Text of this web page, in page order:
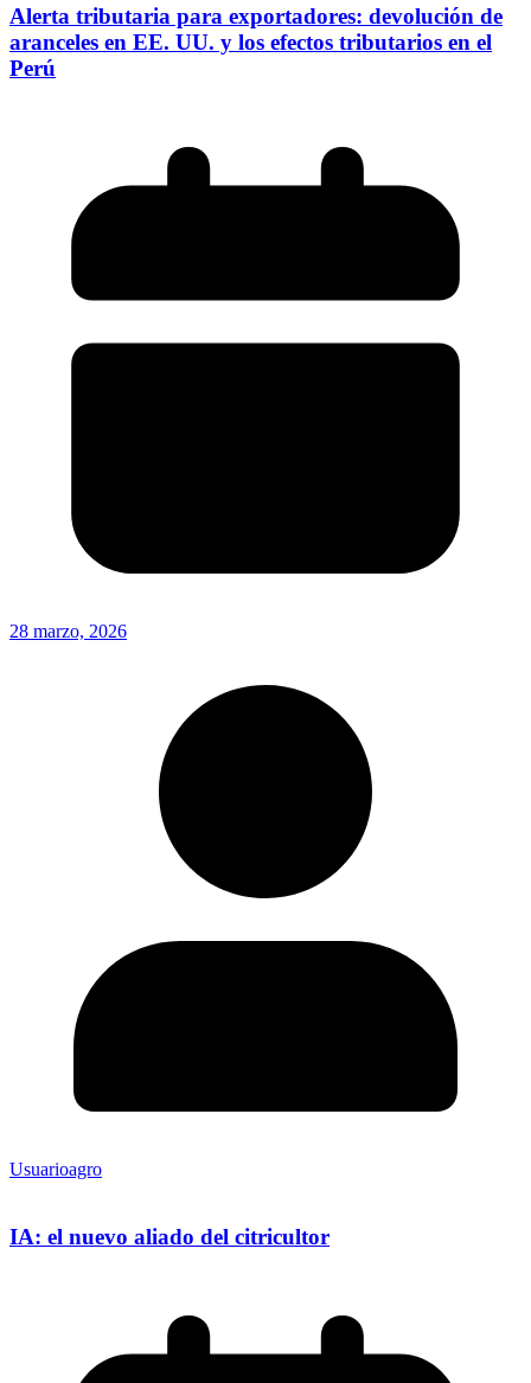
Alerta tributaria para exportadores: devolución de
aranceles en EE. UU. y los efectos tributarios en el
Perú
28 marzo, 2026
Usuarioagro
IA: el nuevo aliado del citricultor